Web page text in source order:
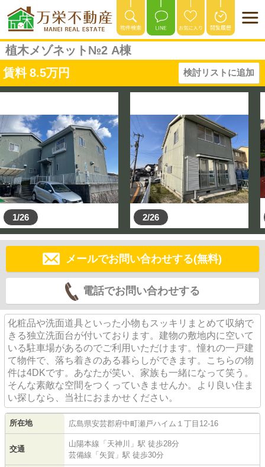
植木メゾネット№2 A棟
賃料 8.5万円 検討リストに追加
1/26 2/26
メールでお問い合わせする(無料)
電話でお問い合わせする
化粧品や洗面道具といった小物もスッキリまとめて収納で
きる独立洗面台が付いております。建物の敷地内に空いて
いる駐車場があるのでご利用いただけます。憧れの一戸建
て物件で、落ち着きのある暮らしができます。こちらの物
件は4DKです。あなたが笑い、家族も一緒になって笑う。
そんな素敵な空間をつくっていきませんか。より良い住ま
い探しなら、当社におまかせください。
所在地 広島県安芸郡府中町瀬戸ハイム １丁目12-16
交通
山陽本線 「天神川 」駅 徒歩28分
芸備線 「矢賀 」駅 徒歩30分